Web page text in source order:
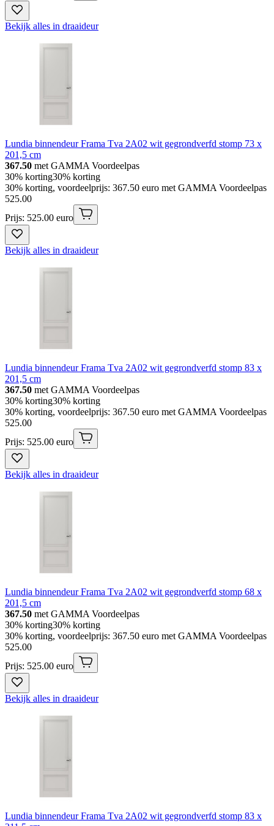
Bekijk alles in draaideur
Lundia binnendeur Frama Tva 2A02 wit gegrondverfd stomp 73 x
201,5 cm
367.50 met GAMMA Voordeelpas
30% korting30% korting
30% korting, voordeelprijs: 367.50 euro met GAMMA Voordeelpas
525.00
Prijs: 525.00 euro
Bekijk alles in draaideur
Lundia binnendeur Frama Tva 2A02 wit gegrondverfd stomp 83 x
201,5 cm
367.50 met GAMMA Voordeelpas
30% korting30% korting
30% korting, voordeelprijs: 367.50 euro met GAMMA Voordeelpas
525.00
Prijs: 525.00 euro
Bekijk alles in draaideur
Lundia binnendeur Frama Tva 2A02 wit gegrondverfd stomp 68 x
201,5 cm
367.50 met GAMMA Voordeelpas
30% korting30% korting
30% korting, voordeelprijs: 367.50 euro met GAMMA Voordeelpas
525.00
Prijs: 525.00 euro
Bekijk alles in draaideur
Lundia binnendeur Frama Tva 2A02 wit gegrondverfd stomp 83 x